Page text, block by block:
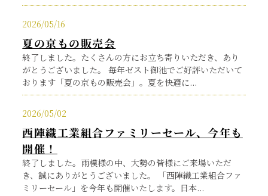
2026/05/16
夏の京もの販売会
終了しました。たくさんの方にお立ち寄りいただき、あり
がとうございました。 毎年ゼスト御池でご好評いただいて
おります「夏の京もの販売会」。夏を快適に...
2026/05/02
西陣織工業組合ファミリーセール、今年も
開催！
終了しました。雨模様の中、大勢の皆様にご来場いただ
き、誠にありがとうございました。 「西陣織工業組合ファ
ミリーセール」を今年も開催いたします。日本...